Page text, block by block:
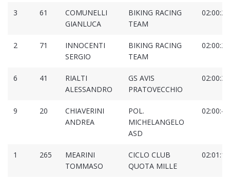
3 61
COMUNELLI
GIANLUCA
BIKING RACING
TEAM
2 71
INNOCENTI
SERGIO
BIKING RACING
TEAM
6 41
RIALTI
ALESSANDRO
GS AVIS
PRATOVECCHIO
9 20
CHIAVERINI
ANDREA
POL.
MICHELANGELO
ASD
1 265
MEARINI
TOMMASO
CICLO CLUB
QUOTA MILLE